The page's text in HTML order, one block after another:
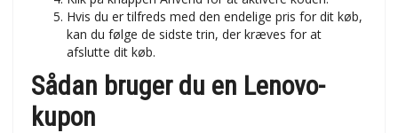
Hvis du er tilfreds med den endelige pris for dit køb,
kan du følge de sidste trin, der kræves for at
afslutte dit køb.
Sådan bruger du en Lenovo-
kupon